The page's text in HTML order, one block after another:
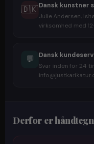
🇩🇰Dansk kunstner
Julie Andersen,
virksomhed med
💬 Dansk
Svar inden for 24
Derfor er